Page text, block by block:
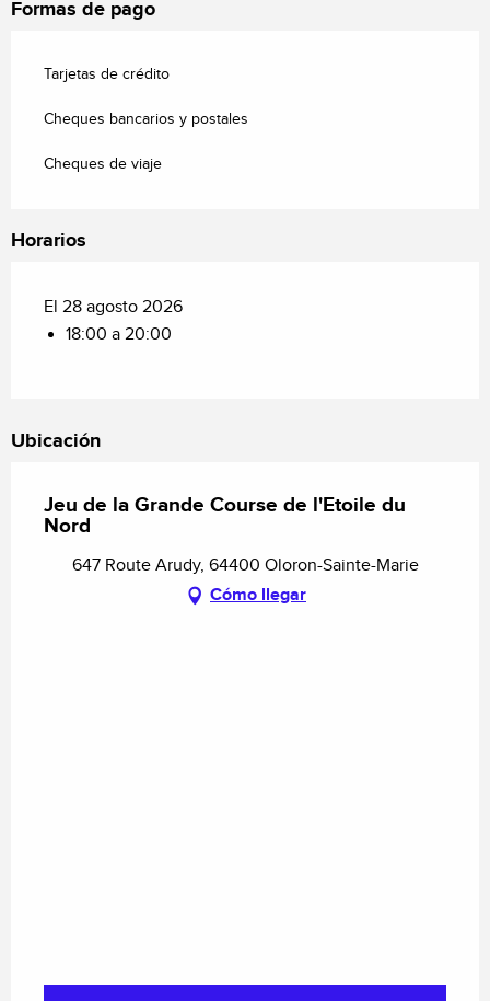
Formas de pago
Tarjetas de crédito
Cheques bancarios y postales
Cheques de viaje
Horarios
El 28 agosto 2026
18:00 a 20:00
Ubicación
Jeu de la Grande Course de l'Etoile du
Nord
647 Route Arudy, 64400 Oloron-Sainte-Marie
Cómo llegar